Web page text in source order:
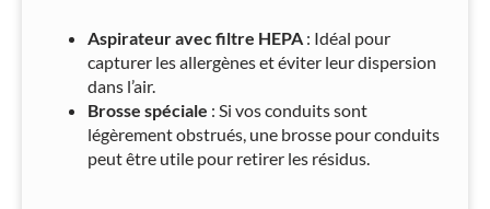
Aspirateur avec filtre HEPA : Idéal pour
capturer les allergènes et éviter leur dispersion
dans l’air.
Brosse spéciale : Si vos conduits sont
légèrement obstrués, une brosse pour conduits
peut être utile pour retirer les résidus.